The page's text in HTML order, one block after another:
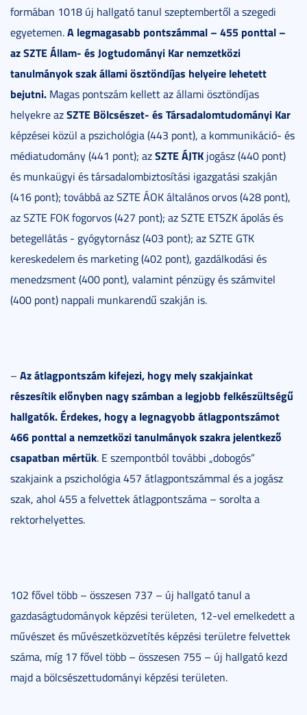
formában 1018 új hallgató tanul szeptembertől a szegedi
egyetemen.A legmagasabb pontszámmal – 455 ponttal –
az SZTE Állam- és Jogtudományi Kar nemzetközi
tanulmányok szak állami ösztöndíjas helyeire lehetett
bejutni. Magas pontszám kellett az állami ösztöndíjas
helyekre azSZTE Bölcsészet- és Társadalomtudományi Kar
képzései közül a pszichológia (443 pont), a kommunikáció- és
médiatudomány (441 pont); azSZTE ÁJTK jogász (440 pont)
és munkaügyi és társadalombiztosítási igazgatási szakján
(416 pont); továbbá az SZTE ÁOK általános orvos (428 pont),
az SZTE FOK fogorvos (427 pont); az SZTE ETSZK ápolás és
betegellátás - gyógytornász (403 pont); az SZTE GTK
kereskedelem és marketing (402 pont), gazdálkodási és
menedzsment (400 pont), valamint pénzügy és számvitel
(400 pont) nappali munkarendű szakján is.
– Az átlagpontszám kifejezi, hogy mely szakjainkat
részesítik előnyben nagy számban a legjobb felkészültségű
hallgatók. Érdekes, hogy a legnagyobb átlagpontszámot
466 ponttal a nemzetközi tanulmányok szakra jelentkező
csapatban mértük. E szempontból további „dobogós”
szakjaink a pszichológia 457 átlagpontszámmal és a jogász
szak, ahol 455 a felvettek átlagpontszáma – sorolta a
rektorhelyettes.
102 fővel több – összesen 737 – új hallgató tanul a
gazdaságtudományok képzési területen, 12-vel emelkedett a
művészet és művészetközvetítés képzési területre felvettek
száma, míg 17 fővel több – összesen 755 – új hallgató kezd
majd a bölcsészettudományi képzési területen.